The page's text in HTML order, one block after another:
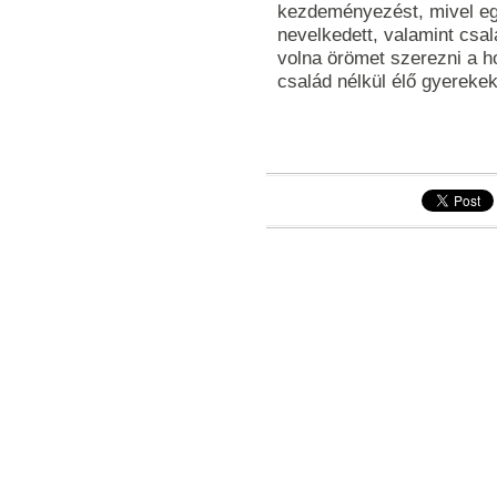
kezdeményezést, mivel
nevelkedett, valamint
volna örömet szerezni a
család nélkül élő